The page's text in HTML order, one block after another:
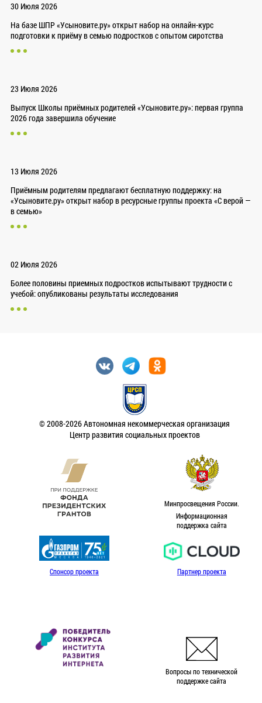
30 Июля 2026
На базе ШПР «Усыновите.ру» открыт набор на онлайн-курс
подготовки к приёму в семью подростков с опытом сиротства
23 Июля 2026
Выпуск Школы приёмных родителей «Усыновите.ру»: первая группа
2026 года завершила обучение
13 Июля 2026
Приёмным родителям предлагают бесплатную поддержку: на
«Усыновите.ру» открыт набор в ресурсные группы проекта «С верой —
в семью»
02 Июля 2026
Более половины приемных подростков испытывают трудности с
учебой: опубликованы результаты исследования
© 2008-2026 Автономная некоммерческая организация
Центр развития социальных проектов
Минпросвещения России.
Информационная
поддержка сайта
Спонсор проекта Партнер проекта
Вопросы по технической
поддержке сайта